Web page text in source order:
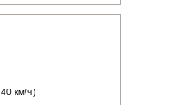
км/ч)